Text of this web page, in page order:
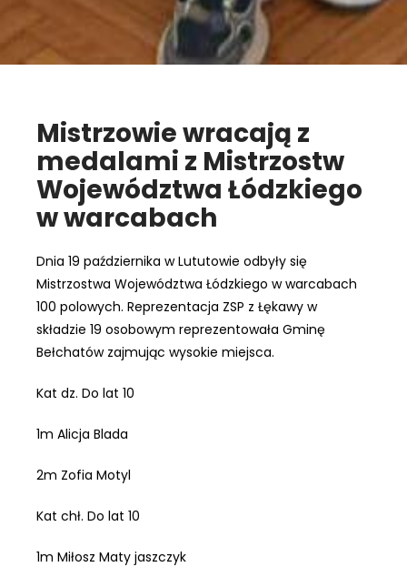
Mistrzowie wracają z
medalami z Mistrzostw
Województwa Łódzkiego
w warcabach
Dnia 19 października w Lututowie odbyły się
Mistrzostwa Województwa Łódzkiego w warcabach
100 polowych. Reprezentacja ZSP z Łękawy w
składzie 19 osobowym reprezentowała Gminę
Bełchatów zajmując wysokie miejsca.
Kat dz. Do lat 10
1m Alicja Blada
2m Zofia Motyl
Kat chł. Do lat 10
1m Miłosz Maty jaszczyk